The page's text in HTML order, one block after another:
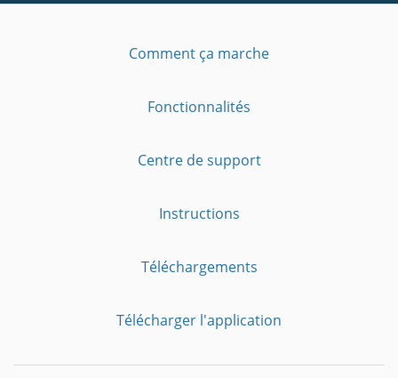
Comment ça marche
Fonctionnalités
Centre de support
Instructions
Téléchargements
Télécharger l'application